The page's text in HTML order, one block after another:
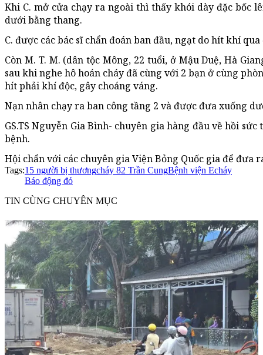
Khi C. mở cửa chạy ra ngoài thì thấy khói dày đặc bốc
dưới bằng thang.
C. được các bác sĩ chẩn đoán ban đầu, ngạt do hít khí
Còn M. T. M. (dân tộc Mông, 22 tuổi, ở Mậu Duệ, Hà
sau khi nghe hô hoán cháy đã cùng với 2 bạn ở cùng
hít phải khí độc, gây choáng váng.
Nạn nhân chạy ra ban công tầng 2 và được đưa xuống
GS.TS Nguyễn Gia Bình- chuyên gia hàng đầu về hồi
bệnh.
Hội chẩn với các chuyên gia Viện Bỏng Quốc gia để
Tags:15 người bị thươngcháy 82 Trần CungBệnh viện Echáy
Báo động đỏ
TIN CÙNG CHUYÊN MỤC